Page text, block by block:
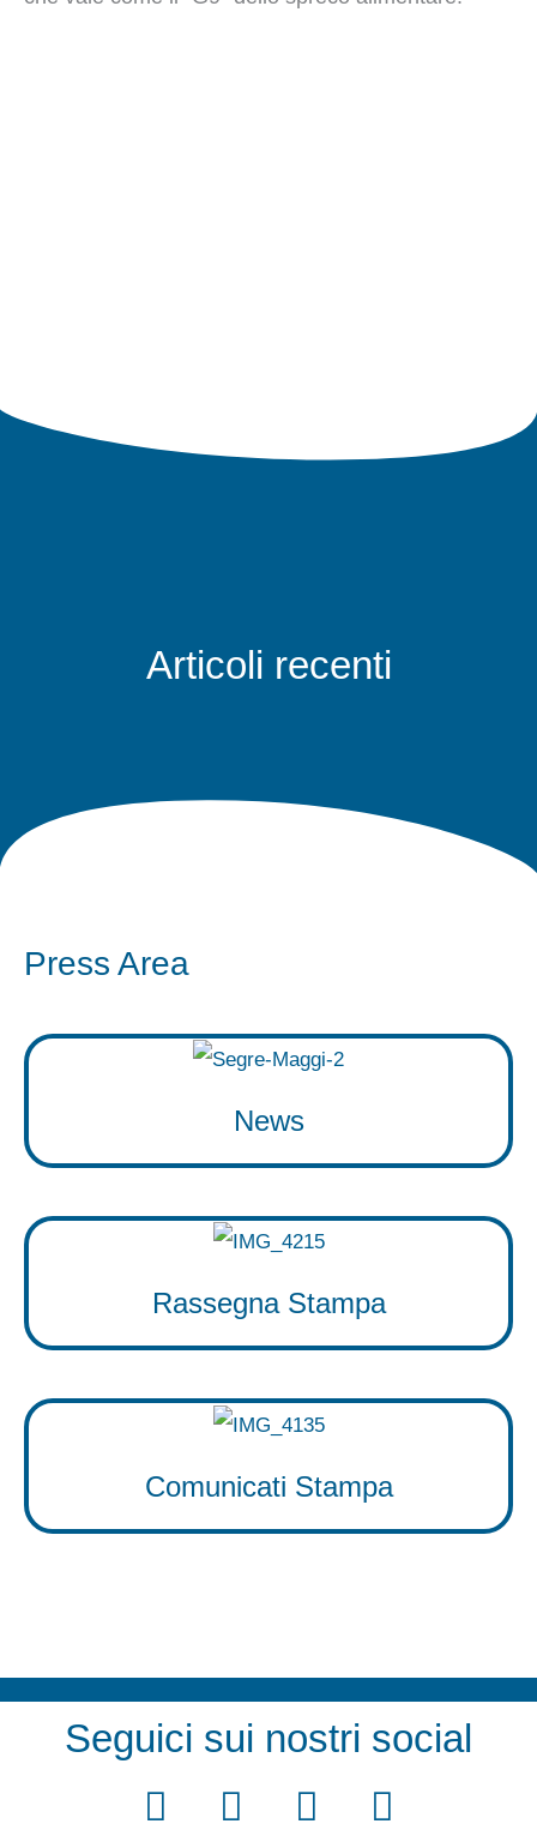
Articoli recenti
Press Area
News
Rassegna Stampa
Comunicati Stampa
Seguici sui nostri social
F
T
Y
I